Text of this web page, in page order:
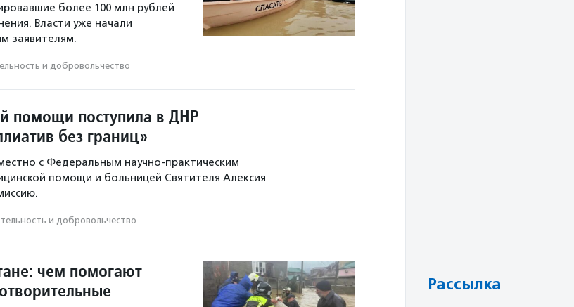
более 100 млн рублей
Власти уже начали
заявителям.
и доброволь­чест­во
помощи поступила в ДНР
без границ»
с Федеральным научно-практическим
помощи и больницей Святителя Алексия
и доброволь­чест­во
чем помогают
Рассылка